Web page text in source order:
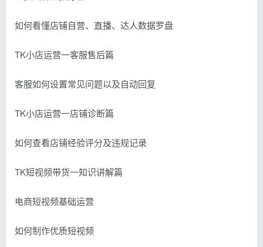
如何看懂店铺自营、直播、达人数据罗盘
TK小店运营一客服售后篇
客服如何设置常见问题以及自动回复
TK小店运营一店铺诊断篇
如何查看店铺经验评分及违规记录
TK短视频带货一知识讲解篇
电商短视频基础运营
如何制作优质短视频